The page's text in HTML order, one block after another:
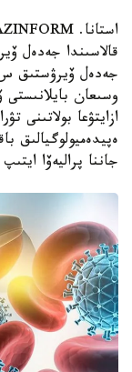
وسىعان بايلانىستى
ازايتۋعا بولاتىنى
ەپيدەميولوگيالىق
جاننا پراليەۆا